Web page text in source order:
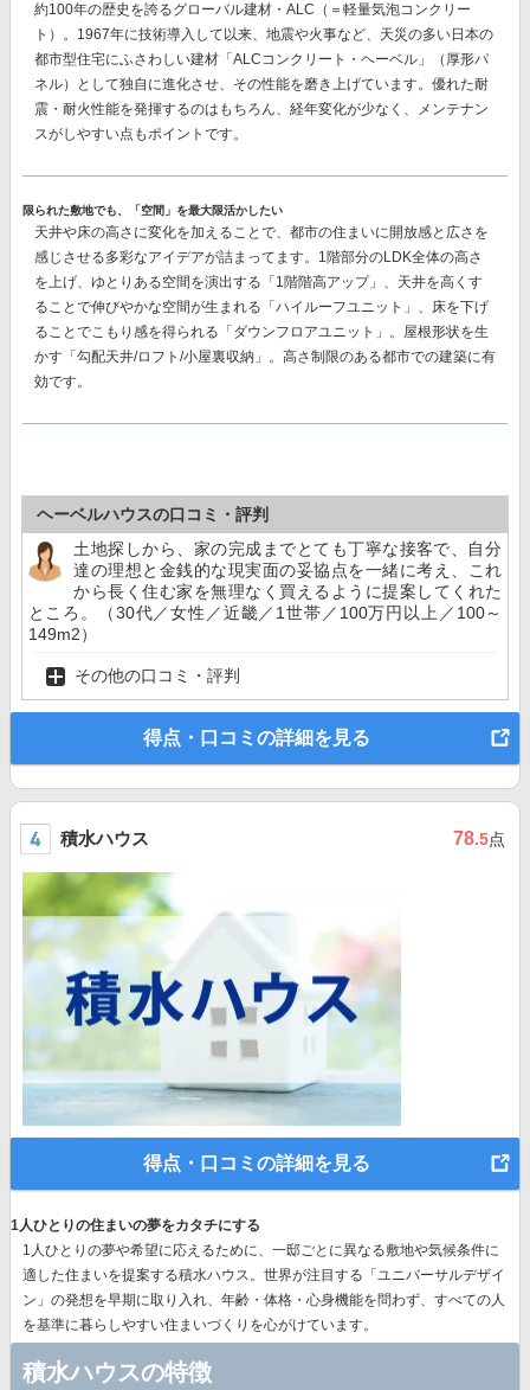
約100年の歴史を誇るグローバル建材・ALC（＝軽量気泡コンクリー
ト）。1967年に技術導入して以来、地震や火事など、天災の多い日本の
都市型住宅にふさわしい建材 「ALCコンクリート・ヘーベル」（厚形パ
ネル）
として独自に進化させ、その性能を磨き上げています。優れた耐
震・耐火性能を発揮するのはもちろん、経年変化が少なく、メンテナン
スがしやすい点もポイントです。
限られた敷地でも、「空間」を最大限活かしたい
天井や床の高さに変化を加えることで、都市の住まいに開放感と広さを
感じさせる多彩なアイデアが詰まってます。1階部分のLDK全体の高さ
を上げ、ゆとりある空間を演出する「1階階高アップ」、天井を高くす
ることで伸びやかな空間が生まれる「ハイルーフユニット」、床を下げ
ることでこもり感を得られる「ダウンフロアユニット」。屋根形状を生
かす「勾配天井/ロフト/小屋裏収納」。高さ制限のある都市での建築に有
効です。
ヘーベルハウスの口コミ・評判
土地探しから、家の完成までとても丁寧な接客で、自分
達の理想と金銭的な現実面の妥協点を一緒に考え、これ
から長く住む家を無理なく買えるように提案してくれた
ところ。（30代／女性／近畿／1世帯／100万円以上／100～
149m2）
その他の口コミ・評判
得点・口コミの詳細を見る
積水ハウス 78.5点
得点・口コミの詳細を見る
1人ひとりの住まいの夢をカタチにする
1人ひとりの夢や希望に応えるために、一邸ごとに異なる敷地や気候条件に
適した住まいを提案する積水ハウス。世界が注目する 「ユニバーサルデザイ
ン」の発想を早期に取り入れ、年齢・体格・心身機能を問わず、すべての人
を基準に暮らしやすい住まいづくりを心がけています。
積水ハウスの特徴